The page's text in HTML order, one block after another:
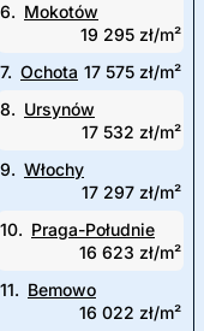
6. Mokotów
19 295 zł/m²
7. Ochota 17 575 zł/m²
8. Ursynów
17 532 zł/m²
9. Włochy
17 297 zł/m²
10. Praga-Południe
16 623 zł/m²
11. Bemowo
16 022 zł/m²